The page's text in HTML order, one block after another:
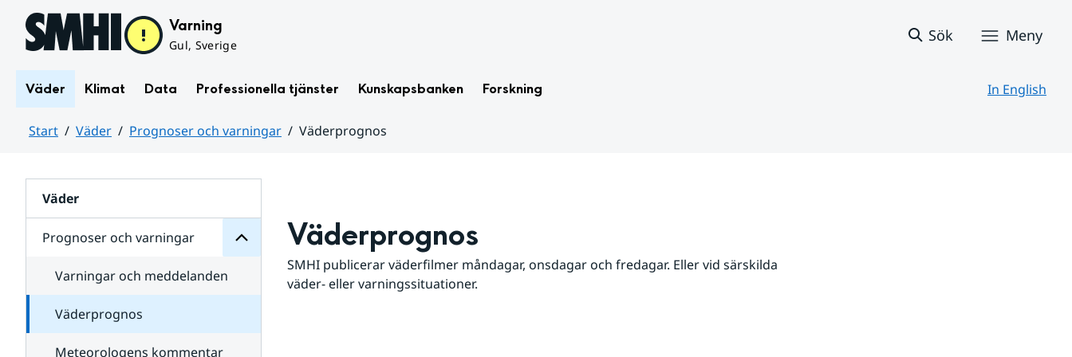
Hoppa till sidans innehåll Varning
Gul, Sverige
Sök Meny
Väder Klimat Data Professionella tjänster Kunskapsbanken Forskning In English
Start Väder Prognoser och varningar
Väderprognos
Väder
Prognoser och varningar
för
varningar
Varningar och meddelanden
Väderprognos
Meteorologens kommentar
Väderprognos
SMHI publicerar väderfilmer måndagar, onsdagar och fredagar. Eller vid särskilda
väder- eller varningssituationer.